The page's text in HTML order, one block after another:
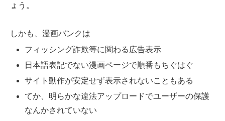
ょう。
しかも、漫画バンクは
フィッシング詐欺等に関わる広告表示
日本語表記でない漫画ページで順番もちぐはぐ
サイト動作が安定せず表示されないこともある
てか、明らかな違法アップロードでユーザーの保護
なんかされていない